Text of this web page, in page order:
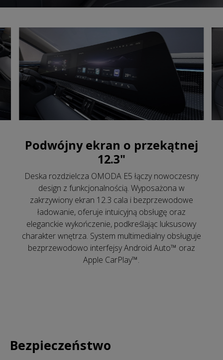
Podwójny ekran o przekątnej
12.3"
Deska rozdzielcza OMODA E5 łączy nowoczesny
design z funkcjonalnością. Wyposażona w
zakrzywiony ekran 12.3 cala i bezprzewodowe
ładowanie, oferuje intuicyjną obsługę oraz
eleganckie wykończenie, podkreślając luksusowy
charakter wnętrza. System multimedialny obsługuje
bezprzewodowo interfejsy Android Auto™ oraz
Apple CarPlay™.
Bezpieczeństwo